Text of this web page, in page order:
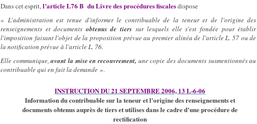
Dans cet esprit,l’article L76 B du Livre des procédures fiscalesdispose
« L'administration est tenue d'informer le contribuable de la teneur et de l'origine des
renseignements et documents obtenus de tiers sur lesquels elle s'est fondée pour établir
l'imposition faisant l'objet de la proposition prévue au premier alinéa de l'article L. 57 ou de
la notification prévue à l'article L. 76.
Elle communique,avant la mise en recouvrement, une copie des documents susmentionnés au
contribuable qui en fait la demande ».
INSTRUCTION DU 21 SEPTEMBRE 2006, 13 L-6-06
Information du contribuable sur la teneur et l'origine des renseignements et
documents obtenus auprès de tiers et utilises dans le cadre d'une procédure de
rectification